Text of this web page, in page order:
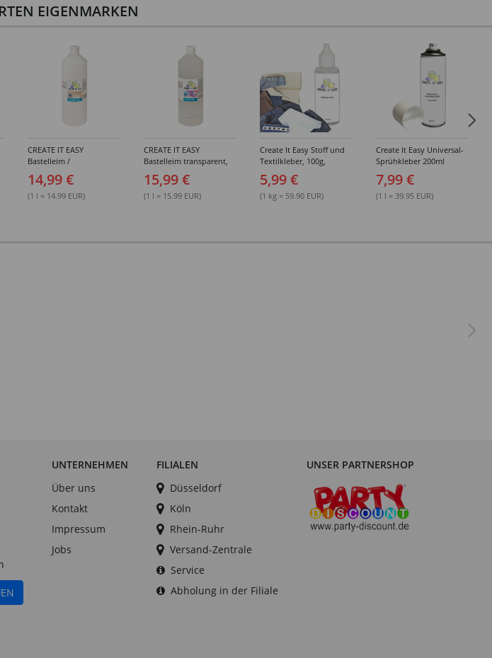
EIGENMARKEN
CREATE IT EASY
Bastelleim /
14,99 €
(1 l = 14.99 EUR)
CREATE IT EASY
Bastelleim transparent,
1000 ml
15,99 €
(1 l = 15.99 EUR)
Create It Easy Stoff und
Textilkleber, 100g,
Maldüse
5,99 €
(1 kg = 59.90 EUR)
Create It Easy Universal-
Sprühkleber 200ml
7,99 €
(1 l = 39.95 EUR)
UNTERNEHMEN
Über uns
Kontakt
Impressum
Jobs
FILIALEN
Düsseldorf
Köln
Rhein-Ruhr
Versand-Zentrale
Service
Abholung in der Filiale
UNSER PARTNERSHOP